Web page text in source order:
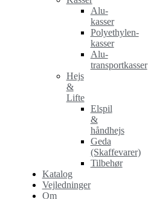
Alu-
kasser
Polyethylen-
kasser
Alu-
transportkasser
Hejs
&
Lifte
Elspil
&
håndhejs
Geda
(Skaffevarer)
Tilbehør
Katalog
Vejledninger
Om